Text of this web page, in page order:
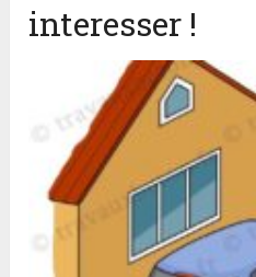
interesser !